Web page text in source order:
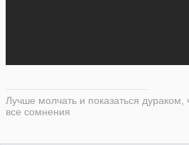
Лучше молчать и показаться дураком,
все сомнения